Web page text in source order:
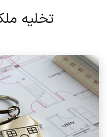
تخلیه